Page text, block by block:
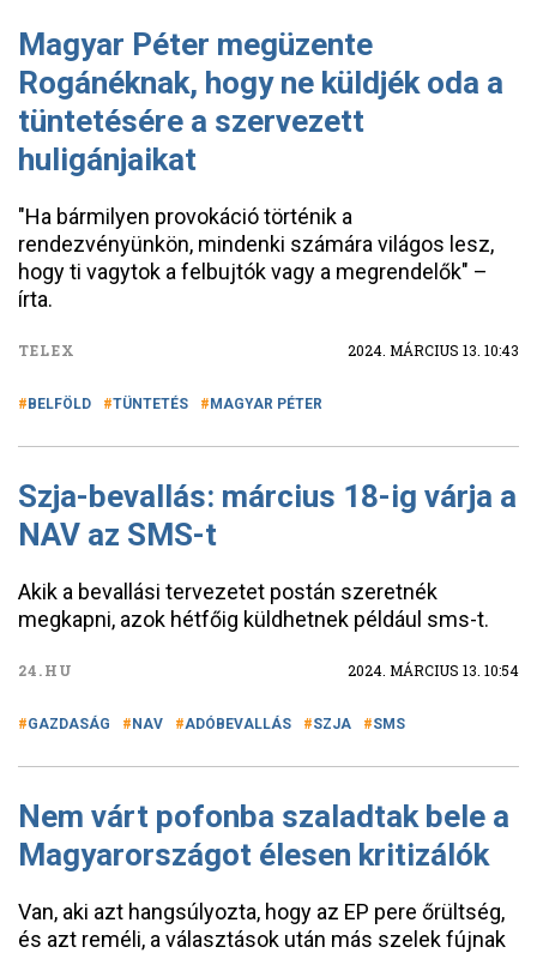
Magyar Péter megüzente
Rogánéknak, hogy ne küldjék oda a
tüntetésére a szervezett
huligánjaikat
"Ha bármilyen provokáció történik a
rendezvényünkön, mindenki számára világos lesz,
hogy ti vagytok a felbujtók vagy a megrendelők" –
írta.
TELEX 2024. MÁRCIUS 13. 10:43
BELFÖLD TÜNTETÉS MAGYAR PÉTER
Szja-bevallás: március 18-ig várja a
NAV az SMS-t
Akik a bevallási tervezetet postán szeretnék
megkapni, azok hétfőig küldhetnek például sms-t.
24.HU 2024. MÁRCIUS 13. 10:54
GAZDASÁG NAV ADÓBEVALLÁS SZJA SMS
Nem várt pofonba szaladtak bele a
Magyarországot élesen kritizálók
Van, aki azt hangsúlyozta, hogy az EP pere őrültség,
és azt reméli, a választások után más szelek fújnak